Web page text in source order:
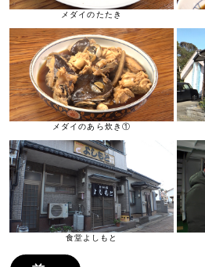
メダイのたたき
メダイのあら炊き①
食堂よしもと